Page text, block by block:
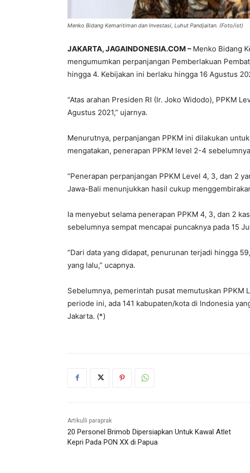
Menko Bidang Kemaritiman dan Investasi, Luhut Pandjaitan. (Foto/ist)
JAKARTA, JAGAINDONESIA.COM – Menko Bidang
mengumumkan perpanjangan Pemberlakuan
hingga 4. Kebijakan ini berlaku hingga 16 Agustus
“Atas arahan Presiden RI (Ir. Joko Widodo), PPKM
Agustus 2021,” ujarnya.
Menurutnya, perpanjangan PPKM ini dilakukan
mengatakan, penerapan PPKM level 2-4
“Penerapan perpanjangan PPKM Level 4, 3, dan 2
Jawa-Bali menunjukkan hasil cukup
Ia menyebut selama penerapan PPKM 4, 3, dan 2
sebelumnya sempat mencapai puncaknya pada 15
“Dari data yang didapat, penurunan terjadi hingga
yang lalu,” ucapnya.
Sebelumnya, pemerintah pusat memutuskan
periode ini, ada 141 kabupaten/kota di Indonesia
Jakarta. (*)
Artikulli paraprak
20 Personel Brimob Dipersiapkan Untuk Kawal Atlet
Kepri Pada PON XX di Papua